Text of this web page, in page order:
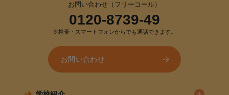
お問い合わせ（フリーコール）
0120-8739-49
※携帯・スマートフォンからでも通話できます。
お問い合わせ